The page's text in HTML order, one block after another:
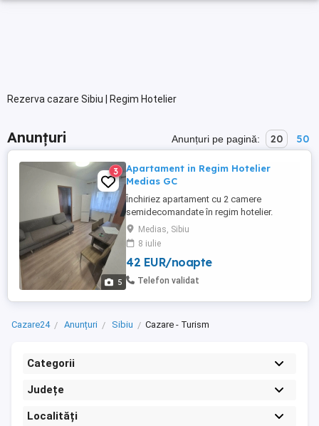
Rezerva cazare Sibiu | Regim Hotelier
Anunțuri Anunțuri pe pagină: 20 50
5
3
Apartament in Regim Hotelier
Medias GC
Închiriez apartament cu 2 camere
semidecomandate în regim hotelier.
Apartamentul este utilat și mobilat în
totalitate asiguranduse tot strictul
necesar. Apartamentul este la etajul 2 în
cartierul Gura Câmpului. Dispune de
centrala proprie, mașina de spălat, cuptor
Medias, Sibiu
8 iulie
42 EUR/noapte
Telefon validat
Cazare24 Anunțuri Sibiu Cazare - Turism
Categorii
Județe
Localități